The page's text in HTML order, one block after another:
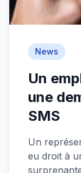
News
Un
une
SMS
Un
eu droit à